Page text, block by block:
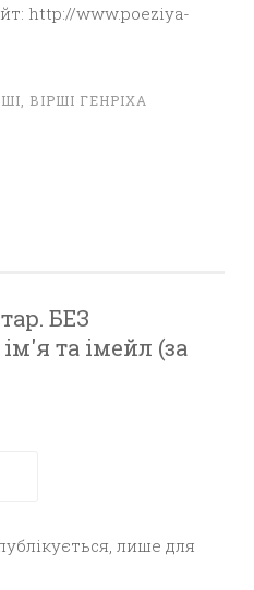
http://www.poeziya-
ВІРШІ ГЕНРІХА
БЕЗ
та імейл (за
лише для